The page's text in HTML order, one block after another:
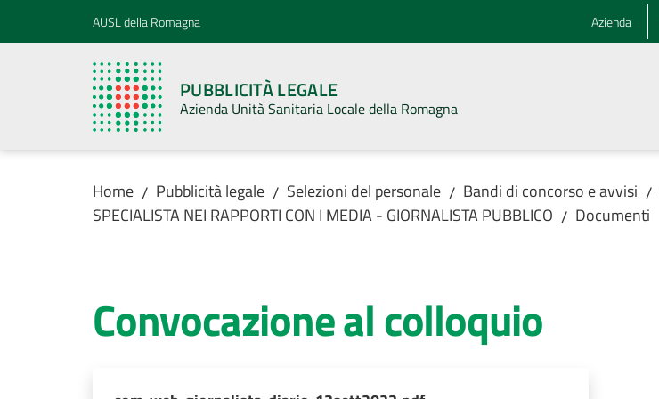
Vai al contenuto
Vai alla navigazioneAUSL della Romagna Azienda
PUBBLICITÀ LEGALE
Azienda Unità Sanitaria Locale della Romagna
Home / Pubblicità legale / Selezioni del personale / Bandi di concorso e avvisi /
SPECIALISTA NEI RAPPORTI CON I MEDIA - GIORNALISTA PUBBLICO / Documenti
Convocazione al colloquio